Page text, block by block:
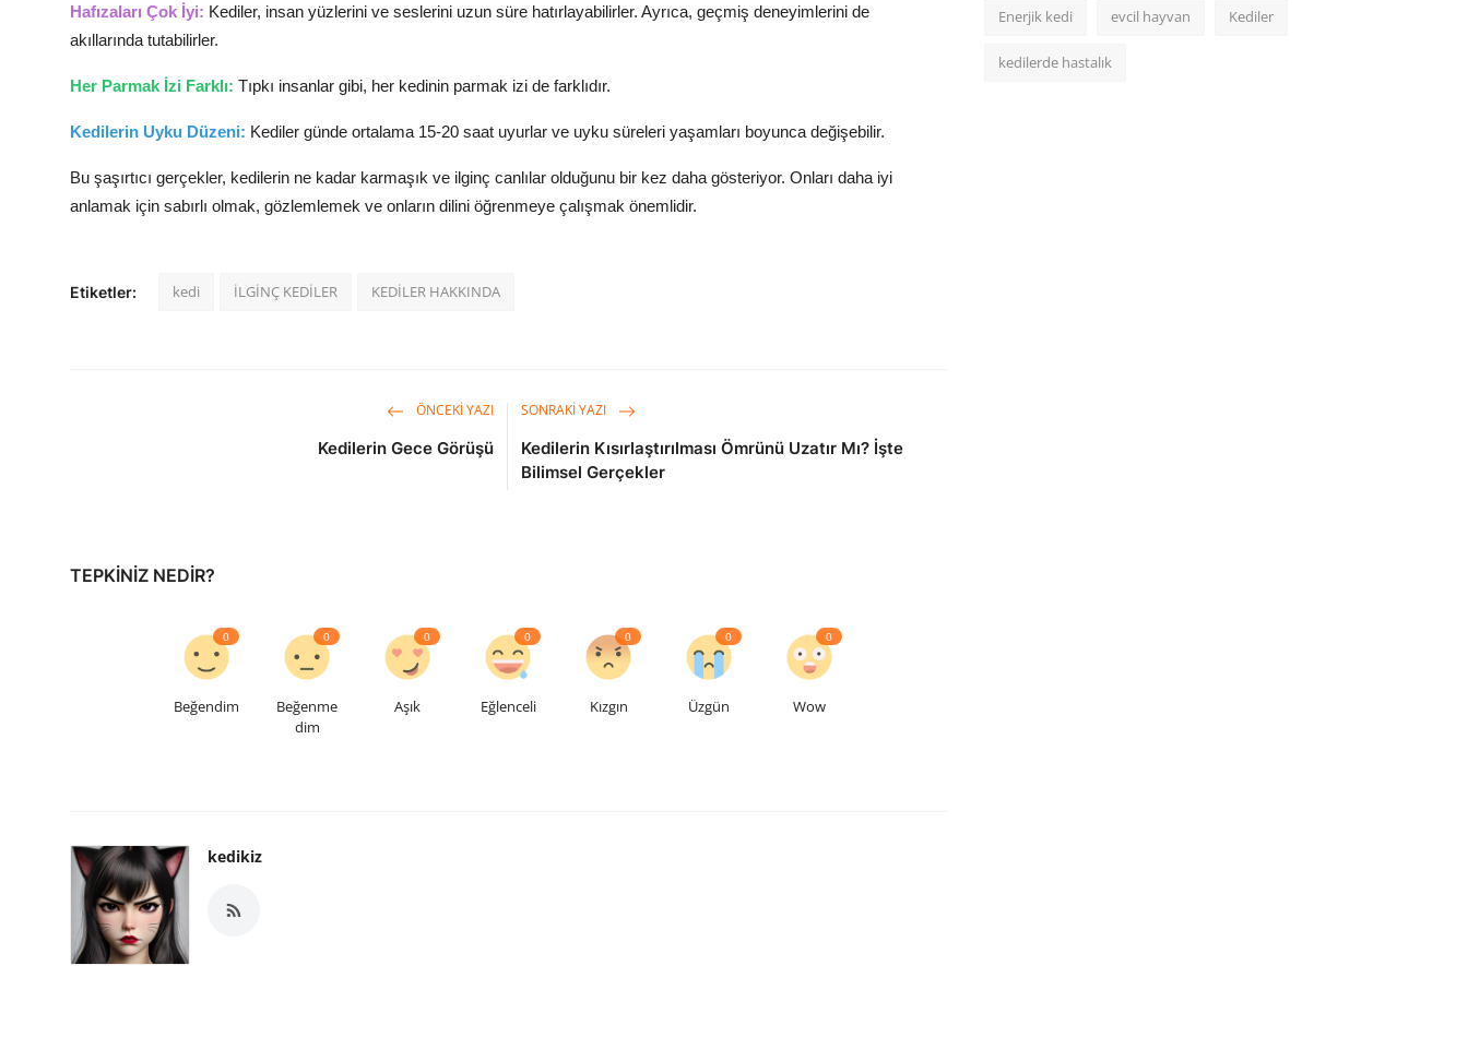
Hafızaları Çok İyi: Kediler, insan yüzlerini ve seslerini uzun süre hatırlayabilirler. Ayrıca, geçmiş deneyimlerini de
akıllarında tutabilirler.
Her Parmak İzi Farklı: Tıpkı insanlar gibi, her kedinin parmak izi de farklıdır.
Kedilerin Uyku Düzeni: Kediler günde ortalama 15-20 saat uyurlar ve uyku süreleri yaşamları boyunca değişebilir.
Bu şaşırtıcı gerçekler, kedilerin ne kadar karmaşık ve ilginç canlılar olduğunu bir kez daha gösteriyor. Onları daha iyi
anlamak için sabırlı olmak, gözlemlemek ve onların dilini öğrenmeye çalışmak önemlidir.
Etiketler: kedi İLGİNÇ KEDİLER KEDİLER HAKKINDA
ÖNCEKI YAZI
Kedilerin Gece Görüşü
SONRAKI YAZI
Kedilerin Kısırlaştırılması Ömrünü Uzatır Mı? İşte
Bilimsel Gerçekler
TEPKINIZ NEDIR?
Beğendim
0
Beğenme
dim
0
Aşık
0
Eğlenceli
0
Kızgın
0
Üzgün
0
Wow
0
kedikiz
Enerjik kedi evcil hayvan Kediler
kedilerde hastalık